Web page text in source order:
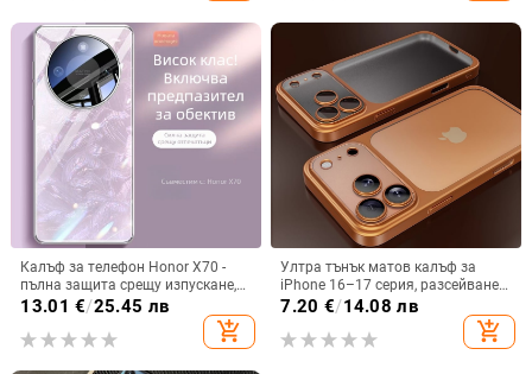
Калъф за телефон Honor X70 -
пълна защита срещу изпускане,
закалено стъкло, модел Аурора
13.01 €/25.45 лв
add_shopping_cart
Ултра тънък матов калъф за
iPhone 16–17 серия, разсейване
на топлината, пълно покритие,
удароустойчив и устойчив на
отпечатъци
7.20 €/14.08 лв
add_shopping_cart